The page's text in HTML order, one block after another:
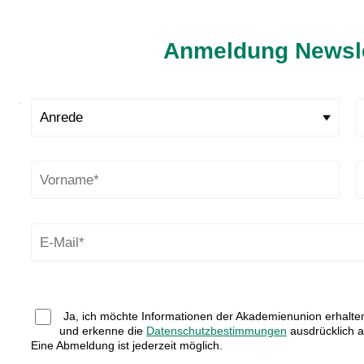
Anmeldung
Ja, ich möchte Informationen der Akademienunion
und erkenne die Datenschutzbestimmungen ausdrücklich
Eine Abmeldung ist jederzeit möglich.